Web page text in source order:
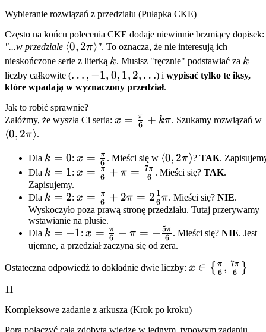
{3} +
2k\pi
Wybieranie rozwiązań z przedziału (Pułapka CKE)
Często na końcu polecenia CKE dodaje niewinnie brzmiący dopisek:
"...w przedziale \langle
0, 2\pi
\rangle
⟨0, 2π⟩". To oznacza, że nie interesują ich
nieskończone serie z literką k
k. Musisz "ręcznie" podstawiać za k
k
liczby całkowite (\dots,
-1, 0,
1, 2,
\dots
… , −1, 0, 1, 2, …) iwypisać tylko te iksy,
które wpadają w wyznaczony przedział.
Jak to robić sprawnie?
Załóżmy, że wyszła Ci seria: x =
k\pi
x = 6
π + kπ. Szukamy rozwiązań w
⟨0, 2π⟩.
Dla k=0
k = 0:x =
\frac{\pi}
x = 6
π . Mieści się w \langle
0, 2\pi
⟨0, 2π⟩? TAK.
Dla k=1
k = 1:x =
{6} + \pi
=
\frac{7\pi}
{6}
x = 6
π + π = 6
7π . Mieści się?TAK.
Zapisujemy.
Dla k=2
k = 2:x =
\frac{\pi}
{6} +
2\pi =
2\frac{1}
{6}\pi
x = 6
π + 2π = 26
1 π. Mieści się?NIE.
Wyskoczyło poza prawą stronę przedziału. Tutaj przerywamy
wstawianie na plusie.
Dla k=-1
k = −1:x =
\frac{\pi}
-
x = 6
π − π = − 6
5π . Mieści się?NIE. Jest
ujemne, a przedział zaczyna się od zera.
Ostateczna odpowiedź to dokładnie dwie liczby: x \in \left\
\frac{7\pi}
x ∈ { 6
π , 6
7π }
11
Kompleksowe zadanie z arkusza (Krok po kroku)
Pora połączyć całą zdobytą wiedzę w jednym, typowym zadaniu